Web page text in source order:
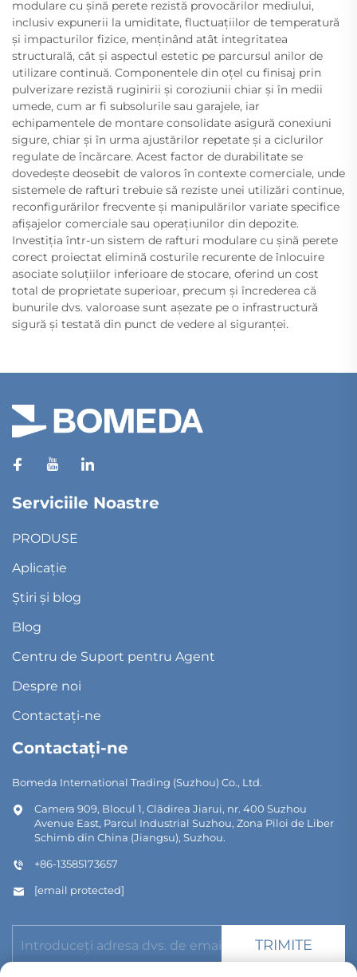
modulare cu șină perete rezistă provocărilor mediului,
inclusiv expunerii la umiditate, fluctuațiilor de temperatură
și impacturilor fizice, menținând atât integritatea
structurală, cât și aspectul estetic pe parcursul anilor de
utilizare continuă. Componentele din oțel cu finisaj prin
pulverizare rezistă ruginirii și coroziunii chiar și în medii
umede, cum ar fi subsolurile sau garajele, iar
echipamentele de montare consolidate asigură conexiuni
sigure, chiar și în urma ajustărilor repetate și a ciclurilor
regulate de încărcare. Acest factor de durabilitate se
dovedește deosebit de valoros în contexte comerciale, unde
sistemele de rafturi trebuie să reziste unei utilizări continue,
reconfigurărilor frecvente și manipulărilor variate specifice
afișajelor comerciale sau operațiunilor din depozite.
Investiția într-un sistem de rafturi modulare cu șină perete
corect proiectat elimină costurile recurente de înlocuire
asociate soluțiilor inferioare de stocare, oferind un cost
total de proprietate superioar, precum și încrederea că
bunurile dvs. valoroase sunt așezate pe o infrastructură
sigură și testată din punct de vedere al siguranței.
Serviciile Noastre
PRODUSE
Aplicație
Știri și blog
Blog
Centru de Suport pentru Agent
Despre noi
Contactați-ne
Contactați-ne
Bomeda International Trading (Suzhou) Co., Ltd.
Camera 909, Blocul 1, Clădirea Jiarui, nr. 400 Suzhou
Avenue East, Parcul Industrial Suzhou, Zona Piloi de Liber
Schimb din China (Jiangsu), Suzhou.
+86-13585173657
[email protected]
TRIMITE